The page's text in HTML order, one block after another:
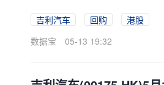
吉利汽车 回购
港股
数据宝
05-13 19:32